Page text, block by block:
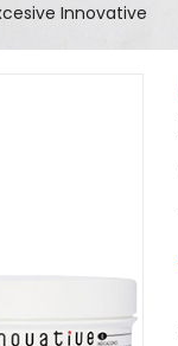
Innovative